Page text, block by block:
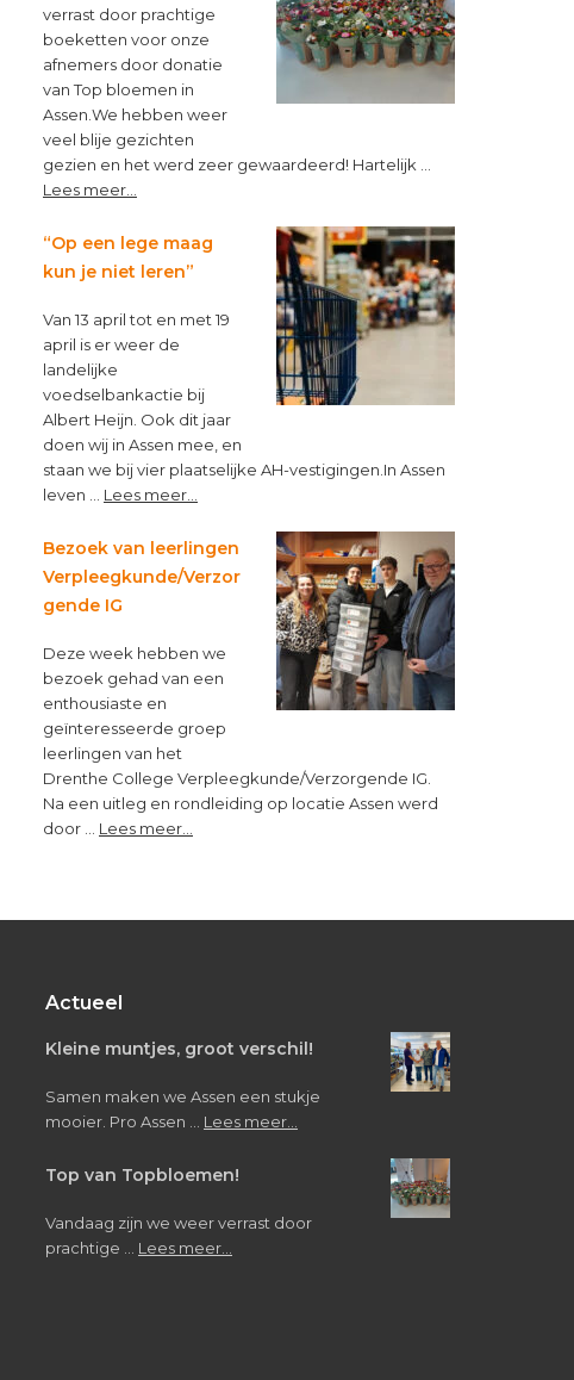
verrast door prachtige
boeketten voor onze
afnemers door donatie
van Top bloemen in
Assen.We hebben weer
veel blije gezichten
gezien en het werd zeer gewaardeerd! Hartelijk …
Lees meer...
van
Topbloemen!
“Op een lege maag
kun je niet leren”
Van 13 april tot en met 19
april is er weer de
landelijke
voedselbankactie bij
Albert Heijn. Ook dit jaar
doen wij in Assen mee, en
staan we bij vier plaatselijke AH-vestigingen.In Assen
leven … Lees meer...
een
Bezoek van leerlingen
Verpleegkunde/Verzor
gende IG
Deze week hebben we
bezoek gehad van een
enthousiaste en
geïnteresseerde groep
leerlingen van het
Drenthe College Verpleegkunde/Verzorgende IG.
Na een uitleg en rondleiding op locatie Assen werd
door … Lees meer...
Actueel
Kleine muntjes, groot verschil!
Samen maken we Assen een stukje
mooier. Pro Assen … Lees meer...
verschil!
Top van Topbloemen!
Vandaag zijn we weer verrast door
prachtige … Lees meer...